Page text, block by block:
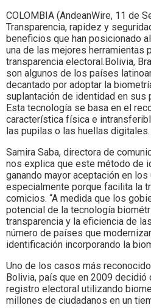
COLOMBIA (AndeanWire, 11 de
Transparencia, rapidez y
beneficios que han posicionado
una de las mejores herramientas
transparencia electoral.Bolivia,
son algunos de los países
decantado por adoptar la
suplantación de identidad en sus
Esta tecnología se basa en el
característica física e
las pupilas o las huellas digitales.
Samira Saba, directora de
nos explica que este método de
ganando mayor aceptación en
especialmente porque facilita la
comicios. “A medida que los
potencial de la tecnología
transparencia y la eficiencia de
número de países que
identificación incorporando la
Uno de los casos más
Bolivia, país que en 2009 decidió
registro electoral utilizando
millones de ciudadanos en un